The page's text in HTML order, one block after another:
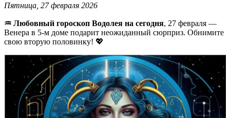
Пятница, 27 февраля 2026
♒ Любовный гороскоп Водолея на сегодня, 27 февраля —
Венера в 5-м доме подарит неожиданный сюрприз. Обнимите
свою вторую половинку! 💖